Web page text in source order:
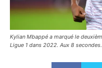
Kylian Mbappé a marqué le
Ligue 1 dans 2022. Aux 8